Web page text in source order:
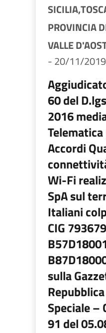
SICILIA,
PROVINCIA
VALLE
-20/11/2019
60 del
2016
Accordi
Wi-Fi
SpA sul
Italiani
CIG
sulla
Speciale
91 del